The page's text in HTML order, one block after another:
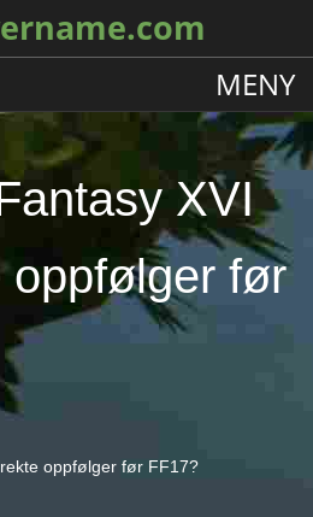
MENY
XVI
oppfølger før
oppfølger før FF17?